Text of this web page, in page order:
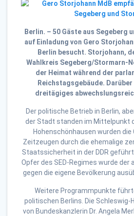
Berlin. – 50 Gäste aus Segeberg
auf Einladung von Gero
Berlin besucht. Storjohann,
Wahlkreis Segeberg/Stormarn-
der Heimat während der
Reichstagsgebäude.
dreitägiges
Der politische Betrieb in Berlin,
der Stadt standen im Mittelpunkt
Hohenschönhausen wurden
Zeitzeugen durch die ehemalige
Staatssicherheit in der DDR
Opfer des SED-Regimes wurde der
gegen die eigene Bevölkerung
Weitere Programmpunkte
politischen Berlins. Die
von Bundeskanzlerin Dr. Angela